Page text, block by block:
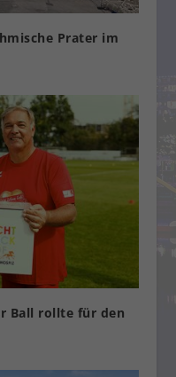
Prater im
Ball rollte für den